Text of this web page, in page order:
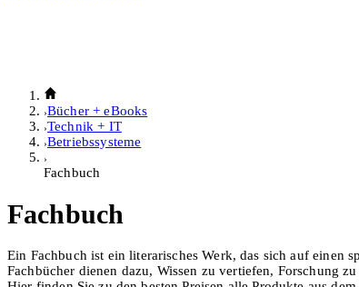
Bücher + eBooks
Technik + IT
Betriebssysteme
Fachbuch
Fachbuch
Ein Fachbuch ist ein literarisches Werk, das sich auf einen
Fachbücher dienen dazu, Wissen zu vertiefen, Forschung